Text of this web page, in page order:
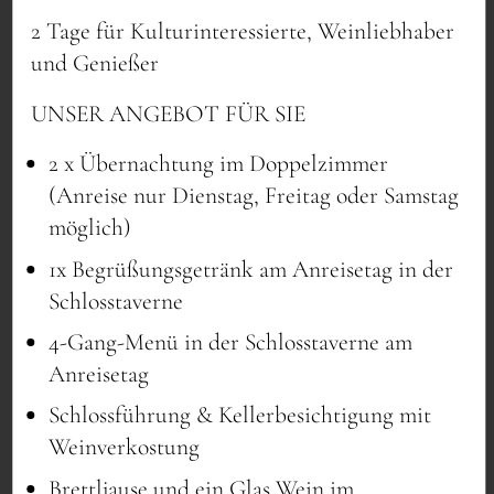
WIR KÜMMERN UNS UM DEN
REST.
Südsteiermark eignet sich hervorragend
für Tagungen, Seminare, Kongresse,
Konferenzen, Meetings, Firmenfeiern
und Incentives in Leibnitz und
Die Größe der Veranstaltungslocation
(1.350 m² Veranstaltungsfläche), die bis zu
650 Personen fasst, ist in der gesamten
Südsteiermark einzigartig.
Als All-Inclusive Anbieter für Kongresse
2 Tage für Kulturinteressierte, Weinliebhaber
und Genießer
UNSER ANGEBOT FÜR SIE
2 x Übernachtung im Doppelzimmer
(Anreise nur Dienstag, Freitag oder Samstag
möglich)
1x Begrüßungsgetränk am Anreisetag in der
Schlosstaverne
4-Gang-Menü in der Schlosstaverne am
Anreisetag
Schlossführung & Kellerbesichtigung mit
Weinverkostung
Brettljause und ein Glas Wein im